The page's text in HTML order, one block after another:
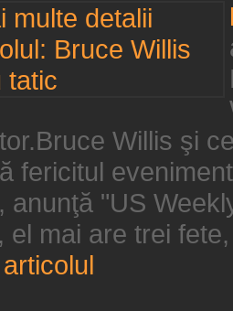
Willis şi
fericitul
anunţă "US
el mai are trei